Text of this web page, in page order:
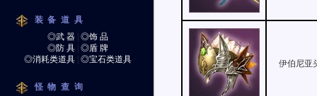
装备道具
◎武 器 |◎饰 品
◎防 具 |◎盾 牌
◎消耗类道具 |◎宝石类道具
怪物查询
伊伯尼亚